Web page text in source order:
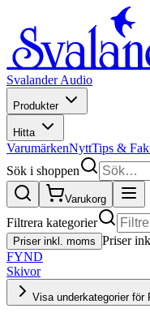
Svalander Audio
Produkter
Hitta
VarumärkenNyttTips &
Sök i shoppen
Varukorg
Filtrera kategorier
Priser inkl. moms Priser
FYND
Skivor
Visa underkategorier för